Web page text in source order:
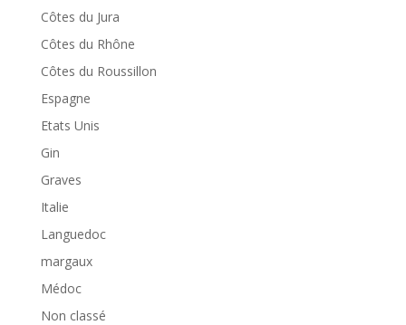
Côtes du Jura
Côtes du Rhône
Côtes du Roussillon
Espagne
Etats Unis
Gin
Graves
Italie
Languedoc
margaux
Médoc
Non classé